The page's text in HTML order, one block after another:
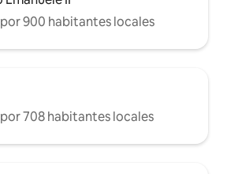
900 habitantes locales
708 habitantes locales